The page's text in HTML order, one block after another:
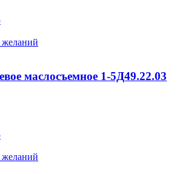
желаний
маслосъемное 1-5Д49.22.03
желаний